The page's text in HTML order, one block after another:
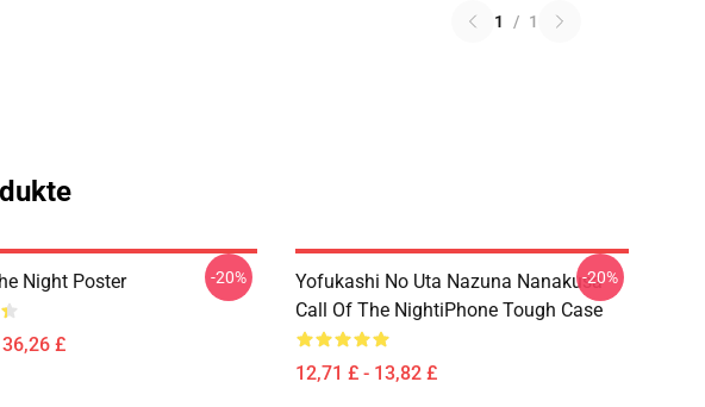
1 / 1
Night Poster
£
-20%
Yofukashi No Uta Nazuna Nanakusa
Call Of The NightiPhone Tough Case
12,71 £ - 13,82 £
-20%